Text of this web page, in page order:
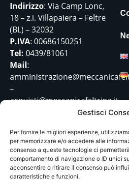
Gestisci
Per fornire le migliori esperienze,
per memorizzare e/o accedere alle
consenso a queste tecnologie ci
comportamento di navigazione o ID unici
acconsentire o ritirare il consenso può
caratteristiche e funzioni.
Indirizzo: Via Camp Lonc,
18 – z.i. Villapaiera – Feltre
(BL) – 32032
P.IVA: 00686150251
Tel: 0439/81061
Mail:
–
acquisti@meccanicafeltrina.it
Progetto cod. 7058-0001-
231-2024 Trasformazione
sostenibile e digitale nel